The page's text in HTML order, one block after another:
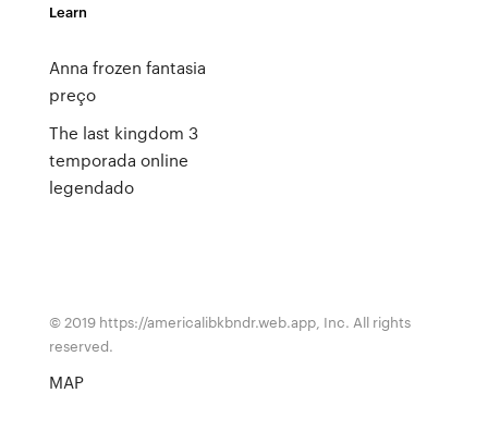
Learn
Anna frozen fantasia
preço
The last kingdom 3
temporada online
legendado
© 2019 https://americalibkbndr.web.app, Inc. All rights
reserved.
MAP